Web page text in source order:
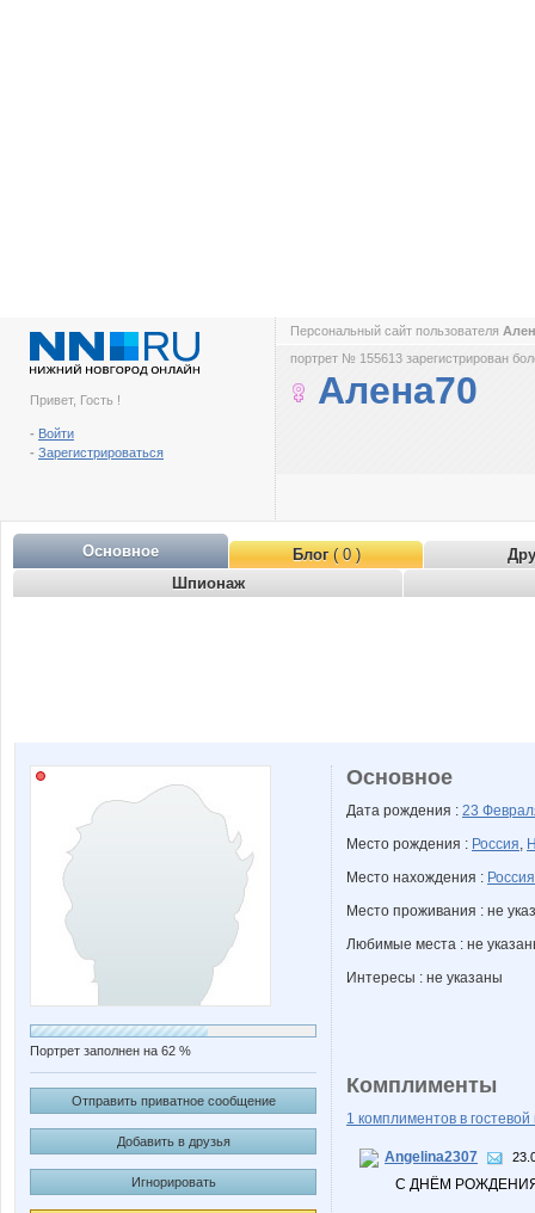
Привет, Гость !
- Войти
- Зарегистрироваться
Персональный сайт пользователя
портрет № 155613 зарегистрирован
Алена70
Основное Блог( 0 )
Шпионаж
Портрет заполнен на 62 %
Отправить приватное сообщение
Добавить в друзья
Игнорировать
Основное
Дата рождения : 23
Место рождения : Россия,
Место нахождения : Россия
Место проживания : не
Любимые места : не
Интересы : не указаны
Комплименты
1 комплиментов в гостевой
Angelina2307
С ДНЁМ